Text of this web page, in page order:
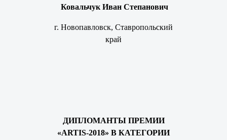
Ковальчук Иван Степанович
г. Новопавловск, Ставропольский
край
ДИПЛОМАНТЫ ПРЕМИИ
«ARTIS-2018» В КАТЕГОРИИ